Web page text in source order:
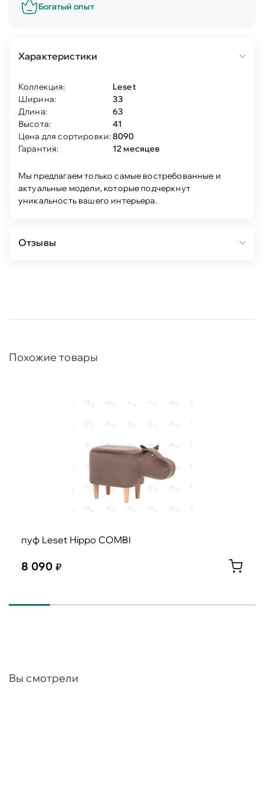
Богатый опыт
Характеристики
Коллекция:
Leset
Ширина:
33
Длина:
63
Высота:
41
Цена для сортировки:8090
Гарантия:
12 месяцев
Мы предлагаем только самые востребованные и
актуальные модели, которые подчеркнут
уникальность вашего интерьера.
Отзывы
Похожие товары
пуф Leset Hippo COMBI
8 090
Вы смотрели